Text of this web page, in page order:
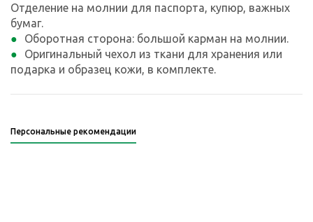
Отделение на молнии для паспорта, купюр, важных
бумаг.
Оборотная сторона: большой карман на молнии.
Оригинальный чехол из ткани для хранения или
подарка и образец кожи, в комплекте.
Персональные рекомендации